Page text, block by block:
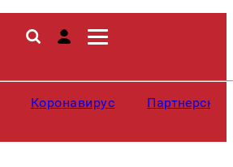
Коронавирус